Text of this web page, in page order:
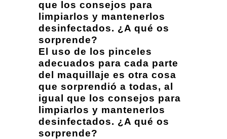
que los consejos para
limpiarlos y mantenerlos
desinfectados. ¿A qué os
sorprende?
El uso de los pinceles
adecuados para cada parte
del maquillaje es otra cosa
que sorprendió a todas, al
igual que los consejos para
limpiarlos y mantenerlos
desinfectados. ¿A qué os
sorprende?